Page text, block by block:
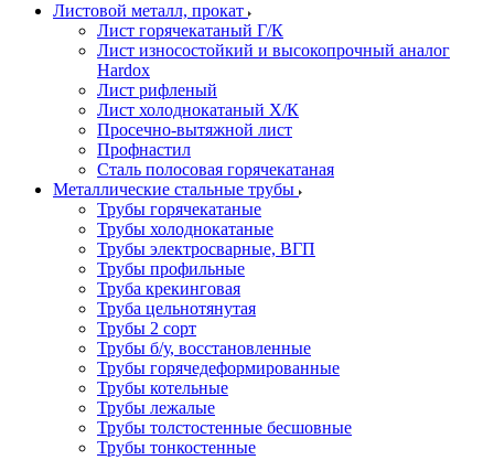
Листовой металл, прокат
Лист горячекатаный Г/К
Лист износостойкий и высокопрочный аналог
Hardox
Лист рифленый
Лист холоднокатаный Х/К
Просечно-вытяжной лист
Профнастил
Сталь полосовая горячекатаная
Металлические стальные трубы
Трубы горячекатаные
Трубы холоднокатаные
Трубы электросварные, ВГП
Трубы профильные
Труба крекинговая
Труба цельнотянутая
Трубы 2 сорт
Трубы б/у, восстановленные
Трубы горячедеформированные
Трубы котельные
Трубы лежалые
Трубы толстостенные бесшовные
Трубы тонкостенные